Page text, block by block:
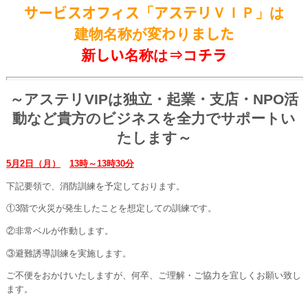
サービスオフィス「アステリＶＩＰ」は
建物名称が変わりました
新しい名称は⇒コチラ
～アステリVIPは独立・起業・支店・NPO活
動など貴方のビジネスを全力でサポートい
たします～
5月2日（月） 13時～13時30分
下記要領で、消防訓練を予定しております。
①3階で火災が発生したことを想定しての訓練です。
②非常ベルが作動します。
③避難誘導訓練を実施します。
ご不便をおかけいたしますが、何卒、ご理解・ご協力を宜しくお願い致し
ます。